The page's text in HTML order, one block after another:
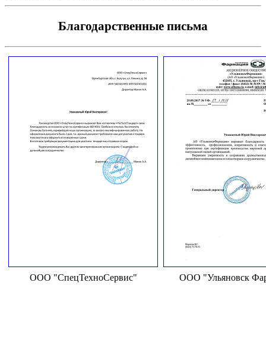
Благодарственные письма
ООО "СпецТехноСервис" ООО "Ульяновск